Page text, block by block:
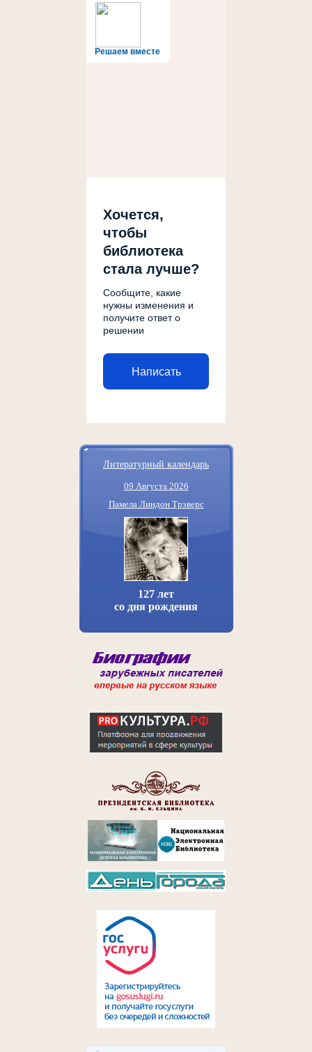
Решаем вместе
Хочется,
чтобы
библиотека
стала лучше?
Сообщите, какие
нужны изменения и
получите ответ о
решении
Написать
Литературный календарь
09 Августа 2026
Памела Линдон Трэверс
127 лет
со дня рождения